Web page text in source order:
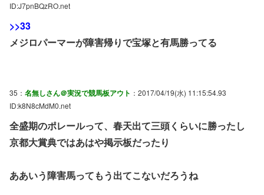
ID:J7pnBQzRO.net
>>33
メジロパーマーが障害帰りで宝塚と有馬勝ってる
35： 名無しさん＠実況で競馬板アウト ：2017/04/19(水) 11:15:54.93
ID:k8N8cMdM0.net
全盛期のポレールって、春天出て三頭くらいに勝ったし
京都大賞典ではあはや掲示板だったり
ああいう障害馬ってもう出てこないだろうね